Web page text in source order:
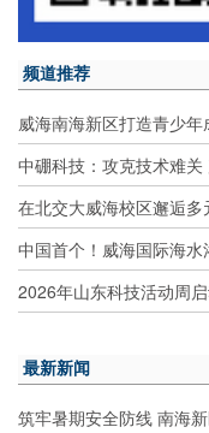
频道推荐
威海南海新区打造青少年
中硼科技：攻克技术难
在北交大威海校区邂逅多
中国首个！威海国际海
2026年山东科技活动周
最新新闻
筑牢暑期安全防线 南海